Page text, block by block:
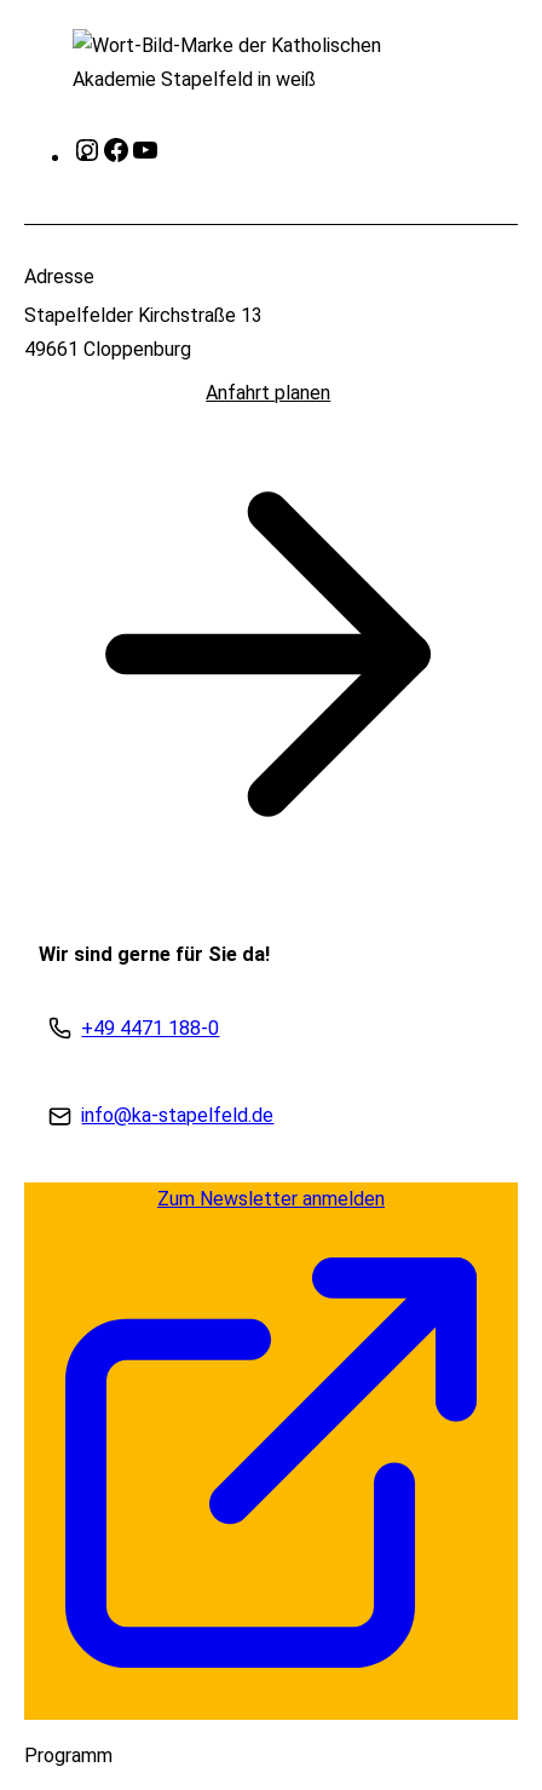
Instagram
Facebook
Adresse
Stapelfelder Kirchstraße 13
49661 Cloppenburg
Anfahrt planen
Wir sind gerne für Sie da!
+49 4471 188-0
info@ka-stapelfeld.de
Zum Newsletter anmelden
Programm